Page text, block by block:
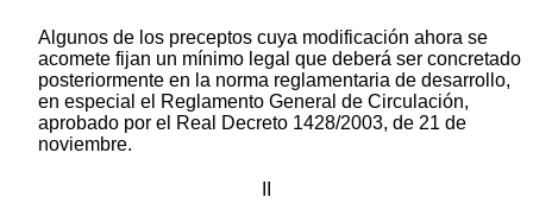
Algunos de los preceptos cuya modificación ahora se
acomete fijan un mínimo legal que deberá ser concretado
posteriormente en la norma reglamentaria de desarrollo,
en especial el Reglamento General de Circulación,
aprobado por el Real Decreto 1428/2003, de 21 de
noviembre.